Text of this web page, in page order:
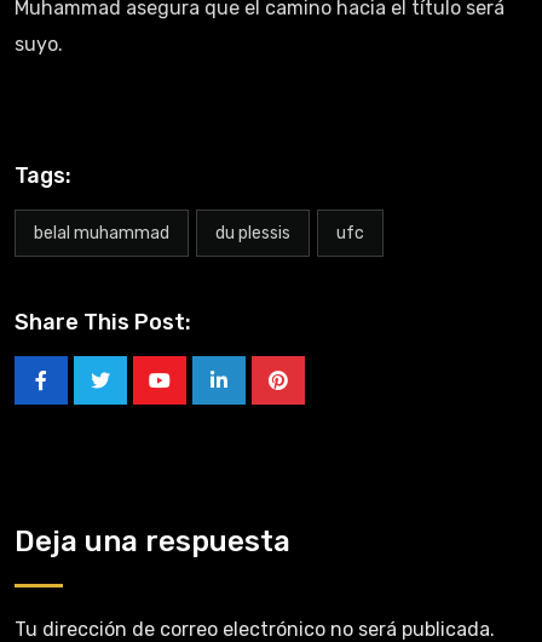
Muhammad asegura que el camino hacia el título será
suyo.
Tags:
belal muhammad du plessis ufc
Share This Post:
Deja una respuesta
Tu dirección de correo electrónico no será publicada.